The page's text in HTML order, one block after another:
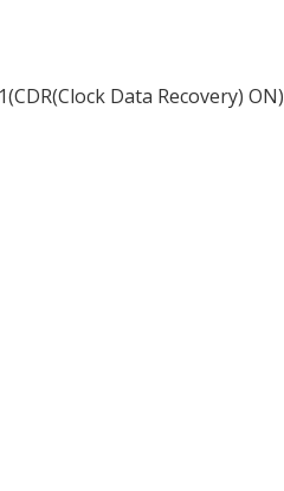
Data Recovery) ON)